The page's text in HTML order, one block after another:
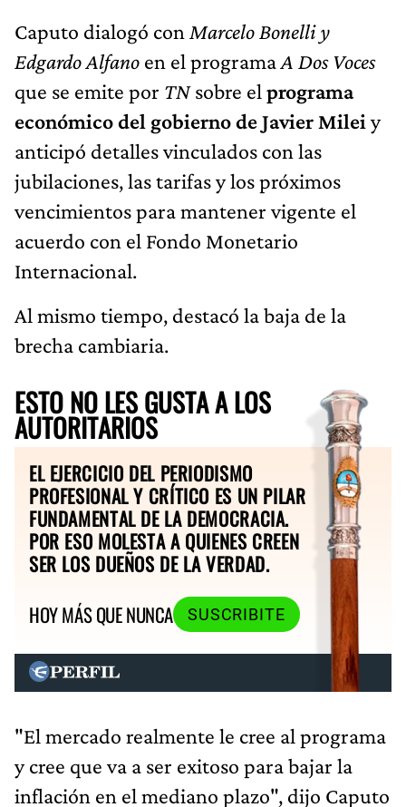
Caputo dialogó con Marcelo Bonelli y
Edgardo Alfano en el programaA Dos Voces
que se emite por TNsobre el programa
económico del gobierno de Javier Milei y
anticipó detalles vinculados con las
jubilaciones, las tarifas y los próximos
vencimientos para mantener vigente el
acuerdo con el Fondo Monetario
Internacional.
Al mismo tiempo, destacó la baja de la
brecha cambiaria.
ESTO NO LES GUSTA A LOS
AUTORITARIOS
EL EJERCICIO DEL PERIODISMO
PROFESIONAL Y CRÍTICO ES UN PILAR
FUNDAMENTAL DE LA DEMOCRACIA.
POR ESO MOLESTA A QUIENES CREEN
SER LOS DUEÑOS DE LA VERDAD.
HOY MÁS QUE NUNCA
SUSCRIBITE
"El mercado realmente le cree al programa
y cree que va a ser exitoso para bajar la
inflación en el mediano plazo", dijo Caputo